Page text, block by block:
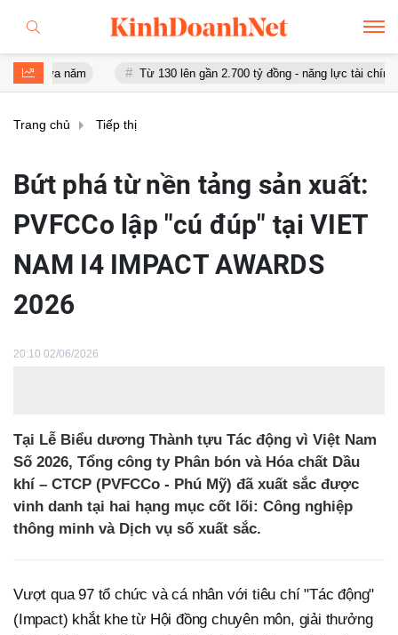
Từ 130 lên gần 2.700 tỷ đồng - năng lực tài chính của
Trang chủ Tiếp thị
Bứt phá từ nền tảng sản xuất:
PVFCCo lập "cú đúp" tại VIET
NAM I4 IMPACT AWARDS
2026
20:10 02/06/2026
Tại Lễ Biểu dương Thành tựu Tác động vì Việt Nam
Số 2026, Tổng công ty Phân bón và Hóa chất Dầu
khí – CTCP (PVFCCo - Phú Mỹ) đã xuất sắc được
vinh danh tại hai hạng mục cốt lõi: Công nghiệp
thông minh và Dịch vụ số xuất sắc.
Vượt qua 97 tổ chức và cá nhân với tiêu chí "Tác động"
(Impact) khắt khe từ Hội đồng chuyên môn, giải thưởng